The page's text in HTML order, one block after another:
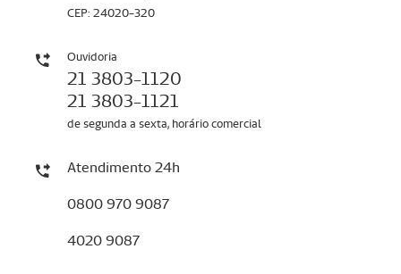
CEP: 24020-320
Ouvidoria
21 3803-1120
21 3803-1121
de segunda a sexta, horário comercial
Atendimento 24h
0800 970 9087
4020 9087